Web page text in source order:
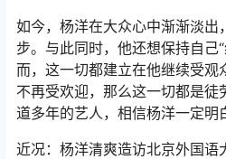
如今，杨洋在大众心中渐渐淡出
步。与此同时，他还想保持自己
而，这一切都建立在他继续受观
不再受欢迎，那么这一切都是徒
道多年的艺人，相信杨洋一定明
近况：杨洋清爽造访北京外国语